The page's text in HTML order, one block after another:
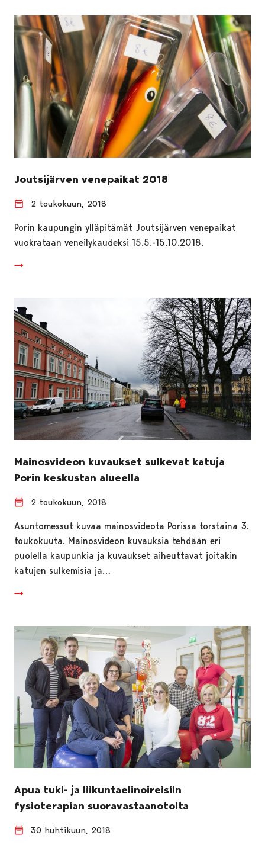
Joutsijärven venepaikat 2018
2 toukokuun, 2018
Porin kaupungin ylläpitämät Joutsijärven venepaikat
vuokrataan veneilykaudeksi 15.5.-15.10.2018.
Mainosvideon kuvaukset sulkevat katuja
Porin keskustan alueella
2 toukokuun, 2018
Asuntomessut kuvaa mainosvideota Porissa torstaina 3.
toukokuuta. Mainosvideon kuvauksia tehdään eri
puolella kaupunkia ja kuvaukset aiheuttavat joitakin
katujen sulkemisia ja…
Apua tuki- ja liikuntaelinoireisiin
fysioterapian suoravastaanotolta
30 huhtikuun, 2018